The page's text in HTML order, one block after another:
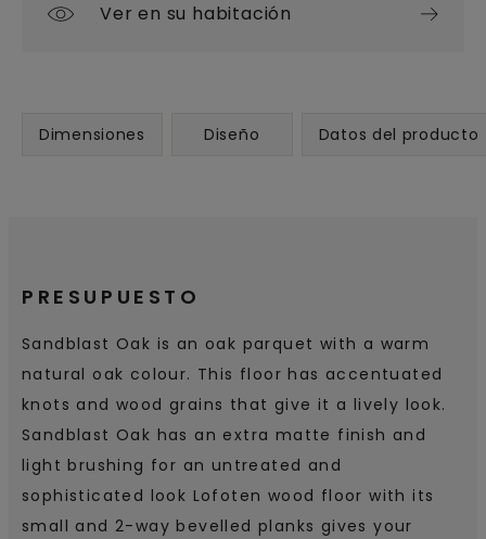
Ver en su habitación
Dimensiones Diseño Datos del producto
PRESUPUESTO
Sandblast Oak is an oak parquet with a warm
natural oak colour. This floor has accentuated
knots and wood grains that give it a lively look.
Sandblast Oak has an extra matte finish and
light brushing for an untreated and
sophisticated look Lofoten wood floor with its
small and 2-way bevelled planks gives your